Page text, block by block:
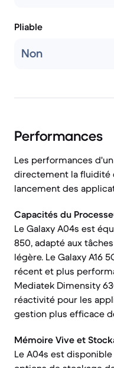
Pliable
Non
Performances
Les performances
directement la fluidité
lancement des
Capacités du
Le Galaxy A04s est
850, adapté aux
légère. Le Galaxy A16
récent et plus
Mediatek Dimensity
réactivité pour les
gestion plus efficace
Mémoire Vive et
Le A04s est